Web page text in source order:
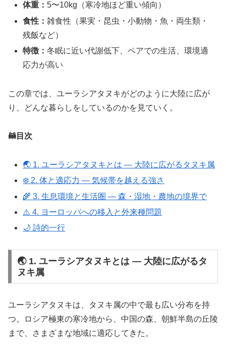
体重：5〜10kg（寒冷地ほど重い傾向）
食性：雑食性（果実・昆虫・小動物・魚・両生類・
残飯など）
特徴：冬眠に近い代謝低下、ペアでの生活、環境適
応力が高い
この章では、ユーラシアタヌキがどのように大陸に広が
り、どんな暮らしをしているのかを見ていく。
🦝目次
🌏 1. ユーラシアタヌキとは ― 大陸に広がるタヌキ属
❄️ 2. 体と適応力 ― 気候帯を越える強さ
🌾 3. 生息環境と生活圏 ― 森・湿地・農地の境界で
⚠️ 4. ヨーロッパへの移入と外来種問題
🌙 詩的一行
🌏 1. ユーラシアタヌキとは ― 大陸に広がるタ
ヌキ属
ユーラシアタヌキは、タヌキ属の中で最も広い分布を持
つ。ロシア極東の寒冷地から、中国の森、朝鮮半島の丘陵
まで、さまざまな地域に適応してきた。